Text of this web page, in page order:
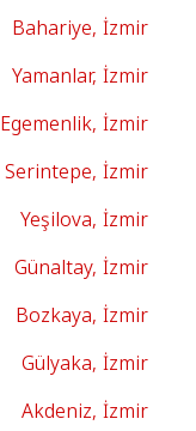
Bahariye, İzmir
Yamanlar, İzmir
Egemenlik, İzmir
Serintepe, İzmir
Yeşilova, İzmir
Günaltay, İzmir
Bozkaya, İzmir
Gülyaka, İzmir
Akdeniz, İzmir